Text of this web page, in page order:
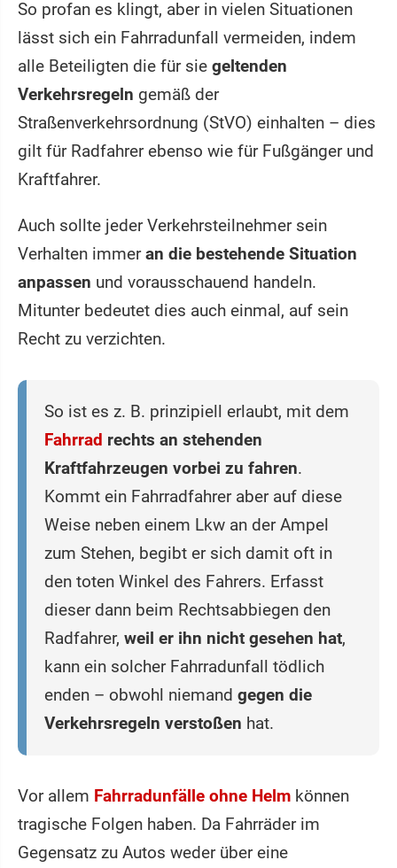
So profan es klingt, aber in vielen Situationen
lässt sich ein Fahrradunfall vermeiden, indem
alle Beteiligten die für sie geltenden
Verkehrsregeln gemäß der
Straßenverkehrsordnung (StVO) einhalten – dies
gilt für Radfahrer ebenso wie für Fußgänger und
Kraftfahrer.
Auch sollte jeder Verkehrsteilnehmer sein
Verhalten immeran die bestehende Situation
anpassen und vorausschauend handeln.
Mitunter bedeutet dies auch einmal, auf sein
Recht zu verzichten.
So ist es z. B. prinzipiell erlaubt, mit dem
Fahrrad rechts an stehenden
Kraftfahrzeugen vorbei zu fahren.
Kommt ein Fahrradfahrer aber auf diese
Weise neben einem Lkw an der Ampel
zum Stehen, begibt er sich damit oft in
den toten Winkel des Fahrers. Erfasst
dieser dann beim Rechtsabbiegen den
Radfahrer, weil er ihn nicht gesehen hat,
kann ein solcher Fahrradunfall tödlich
enden – obwohl niemand gegen die
Verkehrsregeln verstoßen hat.
Vor allem Fahrradunfälle ohne Helm können
tragische Folgen haben. Da Fahrräder im
Gegensatz zu Autos weder über eine